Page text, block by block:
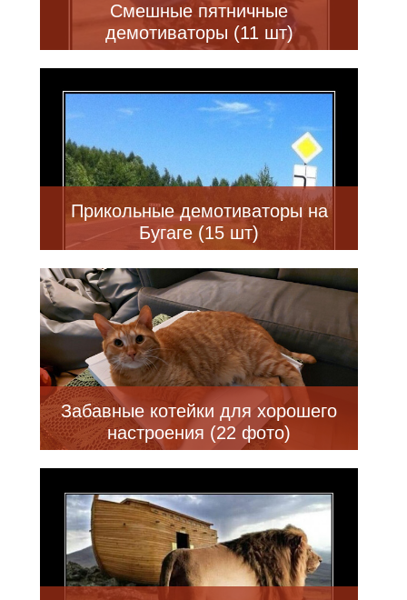
Смешные пятничные
демотиваторы (11 шт)
Прикольные демотиваторы на
Бугаге (15 шт)
Забавные котейки для хорошего
настроения (22 фото)